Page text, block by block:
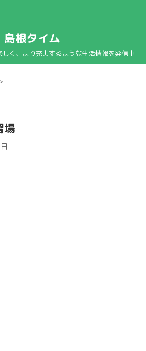
島根タイム
く、より充実するような生活情報を発信中
場